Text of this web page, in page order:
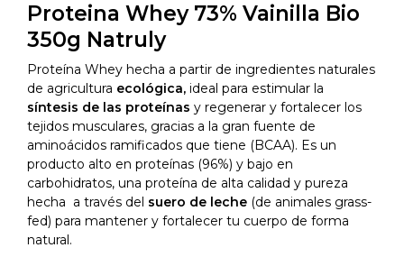
Proteina Whey 73% Vainilla Bio
350g Natruly
Proteína Whey hecha a partir de ingredientes naturales
de agricultura ecológica, ideal para estimular la
síntesis de las proteínas y regenerar y fortalecer los
tejidos musculares, gracias a la gran fuente de
aminoácidos ramificados que tiene (BCAA). Es un
producto alto en proteínas (96%) y bajo en
carbohidratos, una proteína de alta calidad y pureza
hecha a través del suero de leche (de animales grass-
fed) para mantener y fortalecer tu cuerpo de forma
natural.